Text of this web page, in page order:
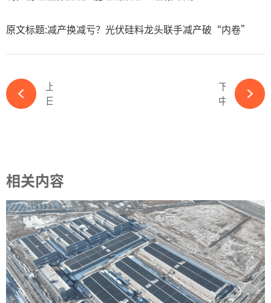
原文标题:减产换减亏？光伏硅料龙头联手减产破“内卷”
下一篇
中标价45亿！新疆某1GW光伏EPC中标结果出炉-365wm完美体育官网
相关内容